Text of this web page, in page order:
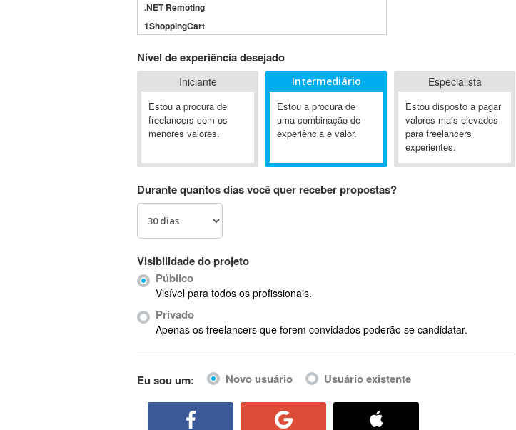
.NET Remoting
1ShoppingCart
3GSM
4D Dimension
802.11
A&P
A-GPS
Ab Initio
ABIS
AbleCommerce
Ableton Live
Abstract Window Toolkit (AWT)
Nível de experiência desejado
Iniciante
Estou a procura de
freelancers com os
menores valores.
Intermediário
Estou a procura de
uma combinação de
experiência e valor.
Especialista
Estou disposto a pagar
valores mais elevados
para freelancers
experientes.
Durante quantos dias você quer receber propostas?
Visibilidade do projeto
Público
Visível para todos os profissionais.
Privado
Apenas os freelancers que forem convidados poderão se candidatar.
Eu sou um: Novo usuário Usuário existente